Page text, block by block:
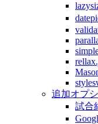
追加オプ
試合